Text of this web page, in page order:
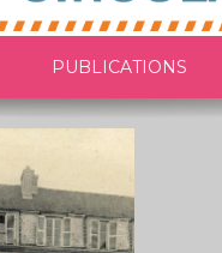
PUBLICATIONS